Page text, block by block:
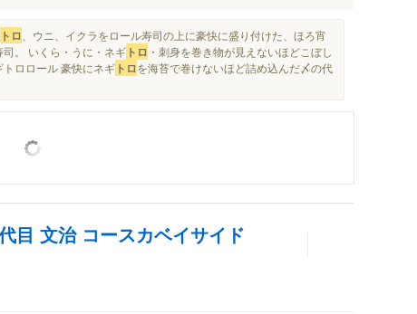
トロ 、ウニ、イクラをロール寿司の上に豪快に盛り付けた、ほろ宵
。 いくら・うに・ネギ トロ ・刺身を巻き物が見えないほどこぼし
ロロール 豪快にネギ トロを海苔で巻けないほど詰め込んだ〆の代
目 文治 コースカベイサイド